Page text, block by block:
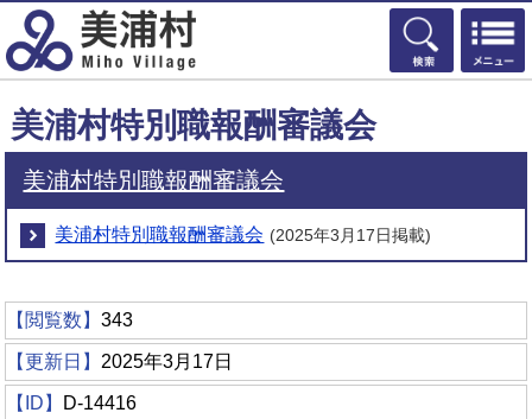
検索
美浦村特別職報酬審議会
美浦村特別職報酬審議会
美浦村特別職報酬審議会 (2025年3月17日掲載)
【閲覧数】343
【更新日】 2025年3月17日
【ID】 D-14416